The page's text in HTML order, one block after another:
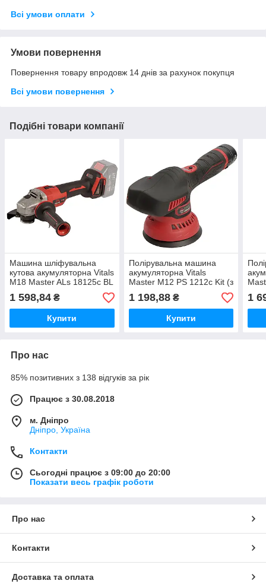
Всі умови оплати
Умови повернення
Повернення товару впродовж 14 днів за рахунок покупця
Всі умови повернення
Подібні товари компанії
Машина шліфувальна
кутова акумуляторна Vitals
M18 Master ALs 18125c BL
(Без АКБ і ЗП)
1 598,84 ₴
Купити
Полірувальна машина
акумуляторна Vitals
Master M12 PS 1212c Kit (з
АКБ і ЗП)
1 198,88₴
Купити
1
Про нас
85% позитивних з 138 відгуків за рік
Працює з 30.08.2018
м. Дніпро
Дніпро, Україна
Контакти
Сьогодні працює з 09:00 до 20:00
Показати весь графік роботи
Про нас
Контакти
Доставка та оплата